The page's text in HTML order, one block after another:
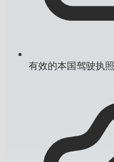
有效的本国驾驶执照